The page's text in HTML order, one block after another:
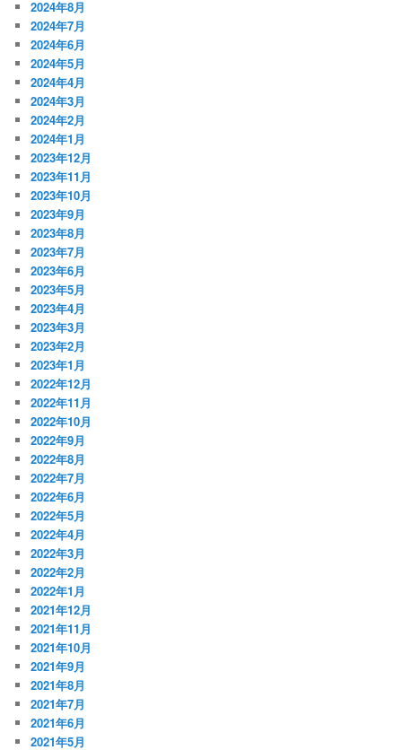
2024年8月
2024年7月
2024年6月
2024年5月
2024年4月
2024年3月
2024年2月
2024年1月
2023年12月
2023年11月
2023年10月
2023年9月
2023年8月
2023年7月
2023年6月
2023年5月
2023年4月
2023年3月
2023年2月
2023年1月
2022年12月
2022年11月
2022年10月
2022年9月
2022年8月
2022年7月
2022年6月
2022年5月
2022年4月
2022年3月
2022年2月
2022年1月
2021年12月
2021年11月
2021年10月
2021年9月
2021年8月
2021年7月
2021年6月
2021年5月